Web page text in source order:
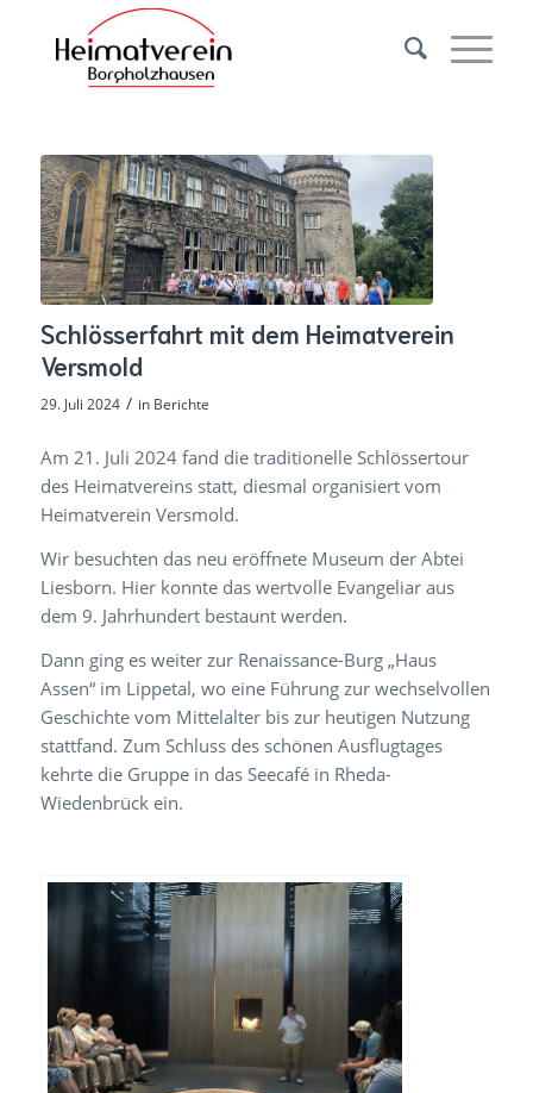
Schlösserfahrt mit dem Heimatverein
Versmold
29. Juli 2024 / in Berichte
Am 21. Juli 2024 fand die traditionelle Schlössertour
des Heimatvereins statt, diesmal organisiert vom
Heimatverein Versmold.
Wir besuchten das neu eröffnete Museum der Abtei
Liesborn. Hier konnte das wertvolle Evangeliar aus
dem 9. Jahrhundert bestaunt werden.
Dann ging es weiter zur Renaissance-Burg „Haus
Assen“ im Lippetal, wo eine Führung zur wechselvollen
Geschichte vom Mittelalter bis zur heutigen Nutzung
stattfand. Zum Schluss des schönen Ausflugtages
kehrte die Gruppe in das Seecafé in Rheda-
Wiedenbrück ein.